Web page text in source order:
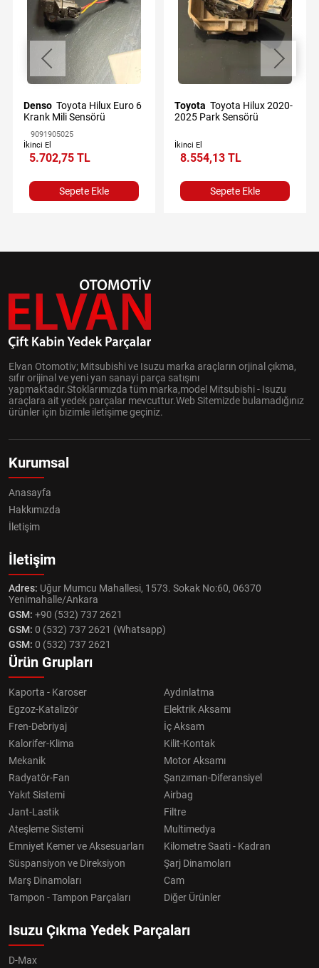
Denso Toyota Hilux Euro 6
Krank Mili Sensörü
9091905025
İkinci El
5.702,75 TL
Sepete Ekle
Toyota
2025 Park Sensörü
İkinci El
8.554,13 TL
Sepete Ekle
Elvan Otomotiv; Mitsubishi ve Isuzu marka araçların orjinal çıkma,
sıfır orijinal ve yeni yan sanayi parça satışını
yapmaktadır.Stoklarımızda tüm marka,model Mitsubishi - Isuzu
araçlara ait yedek parçalar mevcuttur.Web Sitemizde bulamadığınız
ürünler için bizimle iletişime geçiniz.
Kurumsal
Anasayfa
Hakkımızda
İletişim
İletişim
Adres: Uğur Mumcu Mahallesi, 1573. Sokak No:60, 06370
Yenimahalle/Ankara
GSM: +90 (532) 737 2621
GSM: 0 (532) 737 2621 (Whatsapp)
GSM: 0 (532) 737 2621
Ürün Grupları
Kaporta - Karoser
Aydınlatma
Egzoz-Katalizör
Elektrik Aksamı
Fren-Debriyaj
İç Aksam
Kalorifer-Klima
Kilit-Kontak
Mekanik
Motor Aksamı
Radyatör-Fan
Şanzıman-Diferansiyel
Yakıt Sistemi
Airbag
Jant-Lastik
Filtre
Ateşleme Sistemi
Multimedya
Emniyet Kemer ve Aksesuarları
Kilometre Saati - Kadran
Süspansiyon ve Direksiyon
Şarj Dinamoları
Marş Dinamoları
Cam
Tampon - Tampon Parçaları
Diğer Ürünler
Isuzu Çıkma Yedek Parçaları
D-Max